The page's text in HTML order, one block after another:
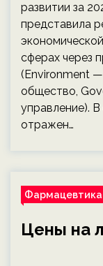
развитии за
представила
сферах через
(Environment
общество,
управление).
отражен…
Фармацевтика
Цены на